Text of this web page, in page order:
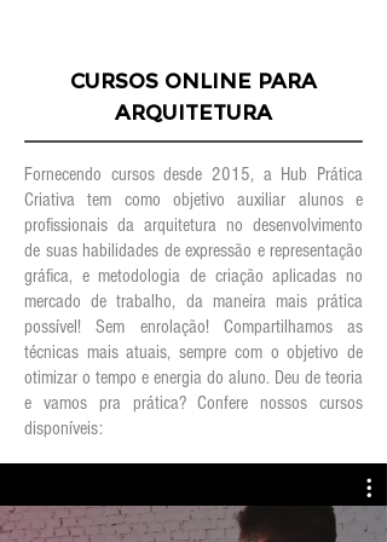
CURSOS ONLINE PARA
ARQUITETURA
Fornecendo cursos desde 2015, a Hub Prática
Criativa tem como objetivo auxiliar alunos e
profissionais da arquitetura no desenvolvimento
de suas habilidades de expressão e representação
gráfica, e metodologia de criação aplicadas no
mercado de trabalho, da maneira mais prática
possível! Sem enrolação! Compartilhamos as
técnicas mais atuais, sempre com o objetivo de
otimizar o tempo e energia do aluno. Deu de teoria
e vamos pra prática? Confere nossos cursos
disponíveis: